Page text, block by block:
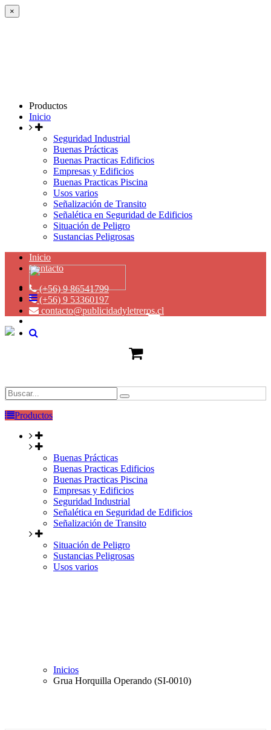
×
Productos
Inicio
Seguridad Industrial
Buenas Prácticas
Buenas Practicas Edificios
Empresas y Edificios
Buenas Practicas Piscina
Usos varios
Señalización de Transito
Señalética en Seguridad de Edificios
Situación de Peligro
Sustancias Peligrosas
Inicio
Contacto
(+56) 9 86541799
(+56) 9 53360197
contacto@publicidadyletreros.cl
Productos
Buenas Prácticas
Buenas Practicas Edificios
Buenas Practicas Piscina
Empresas y Edificios
Seguridad Industrial
Señalética en Seguridad de Edificios
Señalización de Transito
Situación de Peligro
Sustancias Peligrosas
Usos varios
Inicios
Grua Horquilla Operando (SI-0010)